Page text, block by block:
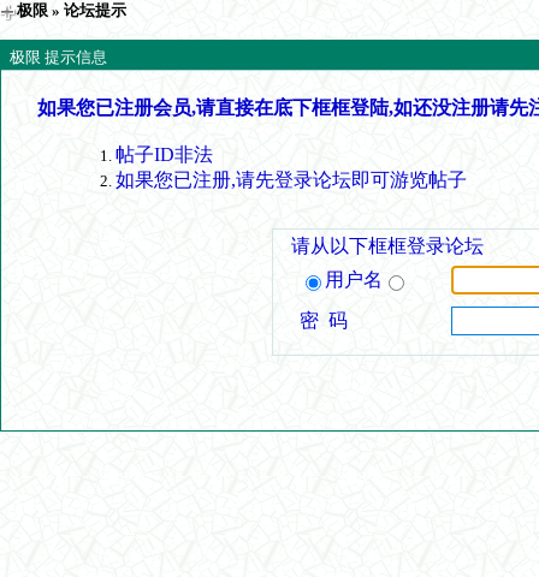
极限 » 论坛提示
极限 提示信息
如果您已注册会员,请直接在底下框框登陆,如还没注册请先
帖子ID非法
如果您已注册,请先登录论坛即可游览帖子
请从以下框框登录论坛
用户名
密 码